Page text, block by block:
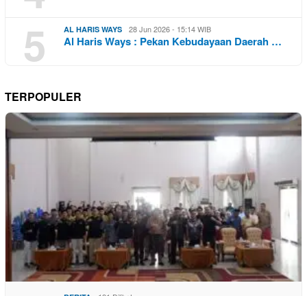
5 AL HARIS WAYS 28 Jun 2026 - 15:14 WIB
Al Haris Ways : Pekan Kebudayaan Daerah …
TERPOPULER